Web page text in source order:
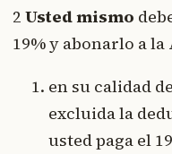
2 Usted mismo
19% y abonarlo a
en su calidad
excluida la
usted paga el